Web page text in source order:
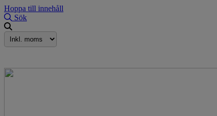
Hoppa till innehåll
Sök